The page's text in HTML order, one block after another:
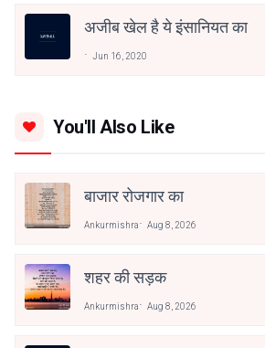
अजीब खेल है ये इंसानियत का
Jun 16, 2020
You'll Also Like
बाजार रोजगार का
Ankurmishra Aug 8, 2026
शहर की सड़क
Ankurmishra Aug 8, 2026